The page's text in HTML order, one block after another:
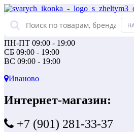
ПН-ПТ 09:00 - 19:00
СБ 09:00 - 19:00
ВС 09:00 - 19:00
Иваново
Интернет-магазин:
+7 (901) 281-33-37